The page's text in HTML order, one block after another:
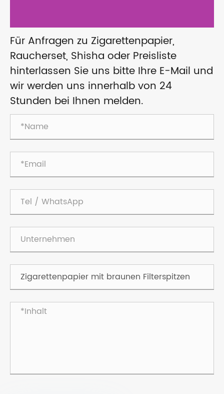
Für Anfragen zu Zigarettenpapier,
Raucherset, Shisha oder Preisliste
hinterlassen Sie uns bitte Ihre E-Mail und
wir werden uns innerhalb von 24
Stunden bei Ihnen melden.